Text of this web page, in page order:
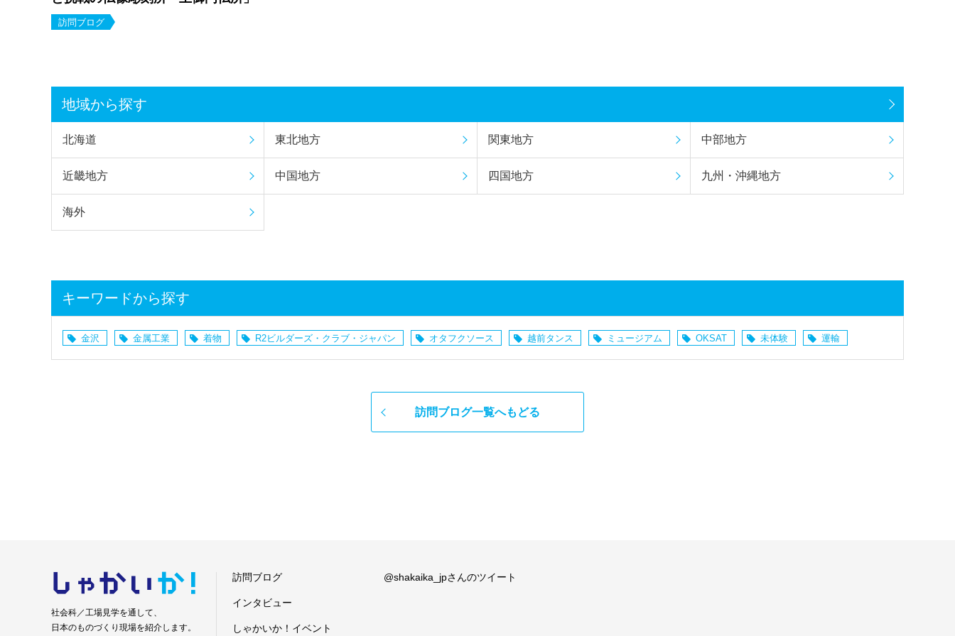
訪問ブログ
地域から探す
北海道 東北地方 関東地方 中部地方
近畿地方 中国地方 四国地方 九州・沖縄地方
海外
キーワードから探す
金沢 金属工業 着物 R2ビルダーズ・クラブ・ジャパン オタフクソース 越前タンス ミュージアム OKSAT 未体験 運輸
訪問ブログ一覧へもどる
しゃかい か！
社会科／工場見学を通して、
日本のものづくり現場を紹介します。
訪問ブログ
インタビュー
しゃかいか！イベント
@shakaika_jpさんのツイート